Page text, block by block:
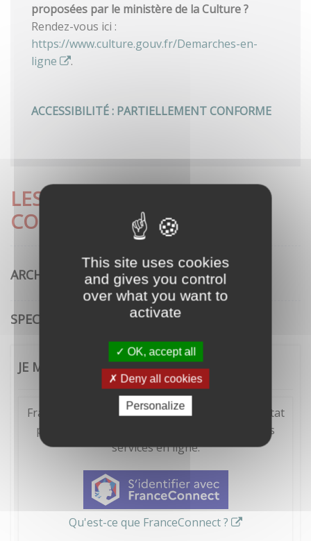
This site uses cookies
and gives you control
over what you want to
activate
OK, accept all
Deny all cookies
Personalize
proposées par le ministère de la Culture ?
Rendez-vous ici :
https://www.culture.gouv.fr/Demarches-en-
ligne
.
ACCESSIBILITÉ : PARTIELLEMENT CONFORME
LES DÉMARCHES LES PLUS
CONSULTÉES
ARCHITECTURE
SPECTACLE VIVANT
JE ME CONNECTE
FranceConnect est la solution proposée par l'Etat
pour sécuriser et simplifier la connexion à vos
services en ligne.
Qu'est-ce que FranceConnect ?